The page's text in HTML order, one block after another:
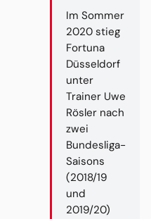
Im Sommer
2020 stieg
Fortuna
Düsseldorf
unter
Trainer Uwe
Rösler nach
zwei
Bundesliga-
Saisons
(2018/19
und
2019/20)